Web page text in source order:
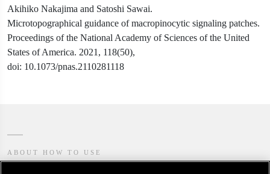
Akihiko Nakajima and Satoshi Sawai.
Microtopographical guidance of macropinocytic signaling patches.
Proceedings of the National Academy of Sciences of the United
States of America. 2021, 118(50),
doi: 10.1073/pnas.2110281118
ABOUT HOW TO USE